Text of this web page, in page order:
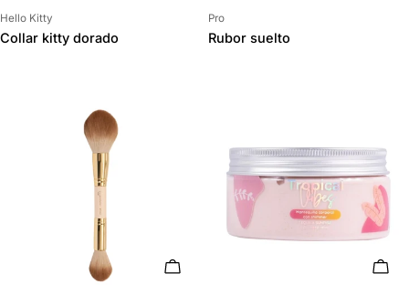
Proveedor:
Hello Kitty
Collar kitty dorado
Proveedor:
Pro
Rubor suelto
AÑADIR AL CARRITO